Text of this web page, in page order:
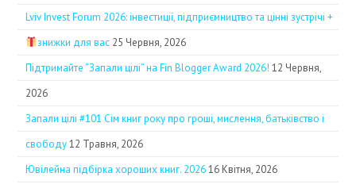
Lviv Invest Forum 2026: інвестиції, підприємництво та цінні зустрічі +
знижки для вас 25 Червня, 2026
Підтримайте “Запали цілі” на Fin Blogger Award 2026! 12 Червня,
2026
Запали цілі #101 Сім книг року про гроші, мислення, батьківство і
свободу 12 Травня, 2026
Ювілейна підбірка хороших книг. 2026 16 Квітня, 2026